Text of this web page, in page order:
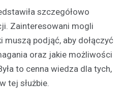
szczegółowo
Zainteresowani mogli
muszą podjąć, aby dołączyć
oraz jakie możliwości
to cenna wiedza dla tych,
tej służbie.